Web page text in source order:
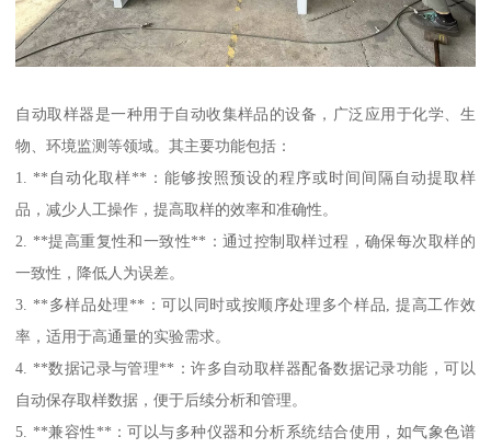
自动取样器是一种用于自动收集样品的设备，广泛应用于化学、生
物、环境监测等领域。其主要功能包括：
1. **自动化取样**：能够按照预设的程序或时间间隔自动提取样
品，减少人工操作，提高取样的效率和准确性。
2. **提高重复性和一致性**：通过控制取样过程，确保每次取样的
一致性，降低人为误差。
3. **多样品处理**：可以同时或按顺序处理多个样品, 提高工作效
率，适用于高通量的实验需求。
4. **数据记录与管理**：许多自动取样器配备数据记录功能，可以
自动保存取样数据，便于后续分析和管理。
5. **兼容性**：可以与多种仪器和分析系统结合使用，如气象色谱